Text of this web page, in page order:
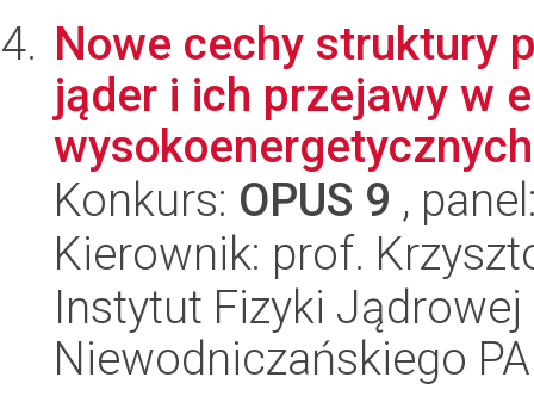
Nowe cechy struktury
jąder i ich przejawy w
Konkurs: OPUS 9 ,
Kierownik: prof.
Instytut Fizyki
Niewodniczańskiego